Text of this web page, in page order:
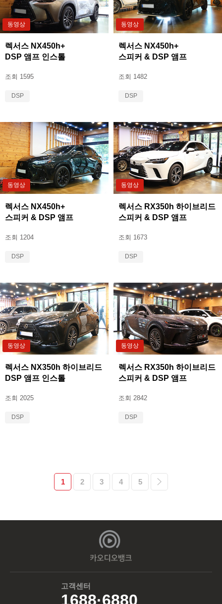
동영상
렉서스 NX450h+
DSP 앰프 인스톨
조회 1595
DSP
동영상
렉서스 NX450h+
스피커 & DSP 앰프
조회 1482
DSP
동영상
렉서스 NX450h+
스피커 & DSP 앰프
조회 1204
DSP
동영상
렉서스 RX350h 하이브리드
스피커 & DSP 앰프
조회 1673
DSP
동영상
렉서스 NX350h 하이브리드
DSP 앰프 인스톨
조회 2025
DSP
동영상
렉서스 RX350h 하이브리드
스피커 & DSP 앰프
조회 2842
DSP
1 2 3 4 5
고객센터
1688·6880